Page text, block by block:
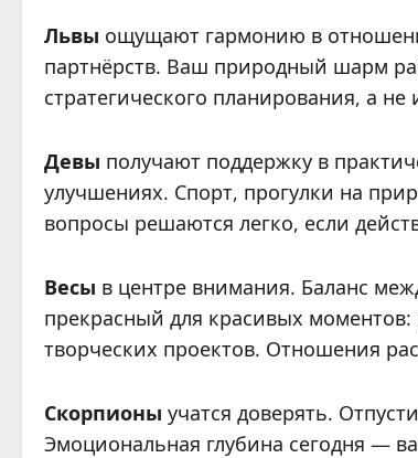
Львы ощущают гармонию в
партнёрств. Ваш природный шарм
стратегического планирования, а
Девы получают поддержку в
улучшениях. Спорт, прогулки на
вопросы решаются легко, если
Весы в центре внимания. Баланс
прекрасный для красивых
творческих проектов. Отношения
Скорпионы учатся доверять.
Эмоциональная глубина сегодня —